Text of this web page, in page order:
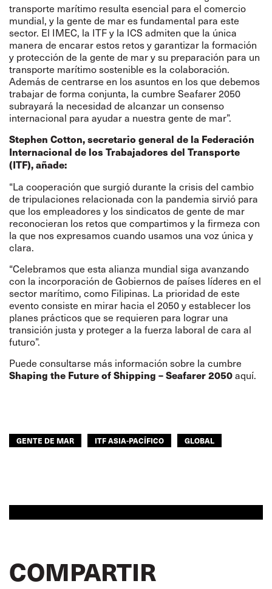
transporte marítimo resulta esencial para el comercio
mundial, y la gente de mar es fundamental para este
sector. El IMEC, la ITF y la ICS admiten que la única
manera de encarar estos retos y garantizar la formación
y protección de la gente de mar y su preparación para un
transporte marítimo sostenible es la colaboración.
Además de centrarse en los asuntos en los que debemos
trabajar de forma conjunta, la cumbre Seafarer 2050
subrayará la necesidad de alcanzar un consenso
internacional para ayudar a nuestra gente de mar”.
Stephen Cotton, secretario general de la Federación
Internacional de los Trabajadores del Transporte
(ITF), añade:
“La cooperación que surgió durante la crisis del cambio
de tripulaciones relacionada con la pandemia sirvió para
que los empleadores y los sindicatos de gente de mar
reconocieran los retos que compartimos y la firmeza con
la que nos expresamos cuando usamos una voz única y
clara.
“Celebramos que esta alianza mundial siga avanzando
con la incorporación de Gobiernos de países líderes en el
sector marítimo, como Filipinas. La prioridad de este
evento consiste en mirar hacia el 2050 y establecer los
planes prácticos que se requieren para lograr una
transición justa y proteger a la fuerza laboral de cara al
futuro”.
Puede consultarse más información sobre la cumbre
Shaping the Future of Shipping – Seafarer 2050aquí.
GENTE DE MAR ITF ASIA-PACÍFICO GLOBAL
COMPARTIR